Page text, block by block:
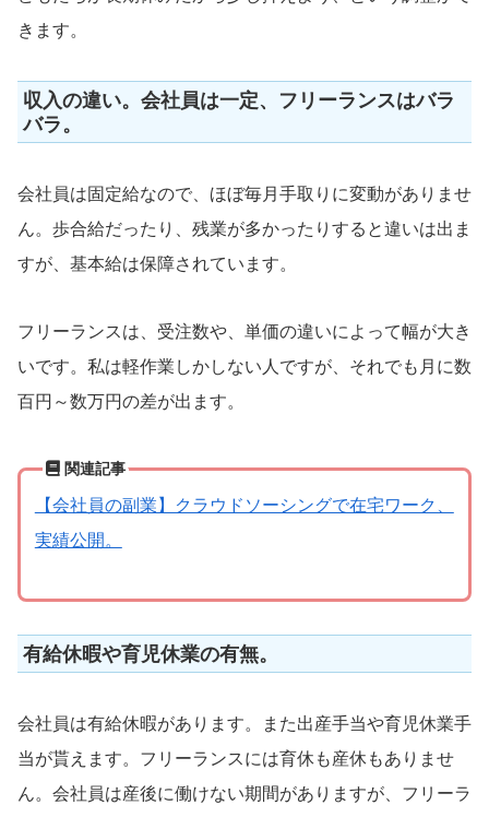
きます。
収入の違い。会社員は一定、フリーランスはバラ
バラ。
会社員は固定給なので、ほぼ毎月手取りに変動がありませ
ん。歩合給だったり、残業が多かったりすると違いは出ま
すが、基本給は保障されています。
フリーランスは、受注数や、単価の違いによって幅が大き
いです。私は軽作業しかしない人ですが、それでも月に数
百円～数万円の差が出ます。
関連記事
【会社員の副業】クラウドソーシングで在宅ワーク、
実績公開。
有給休暇や育児休業の有無。
会社員は有給休暇があります。また出産手当や育児休業手
当が貰えます。フリーランスには育休も産休もありませ
ん。会社員は産後に働けない期間がありますが、フリーラ